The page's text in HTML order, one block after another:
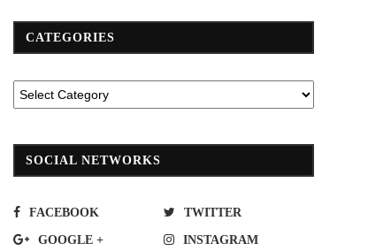
CATEGORIES
SOCIAL NETWORKS
FACEBOOK TWITTER
GOOGLE + INSTAGRAM